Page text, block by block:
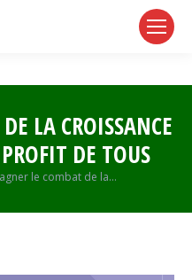
LA CROISSANCE
DE TOUS
le combat de la…